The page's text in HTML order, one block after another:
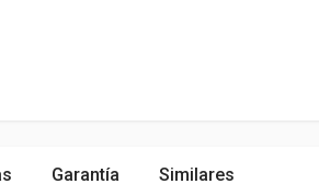
Garantía Similares